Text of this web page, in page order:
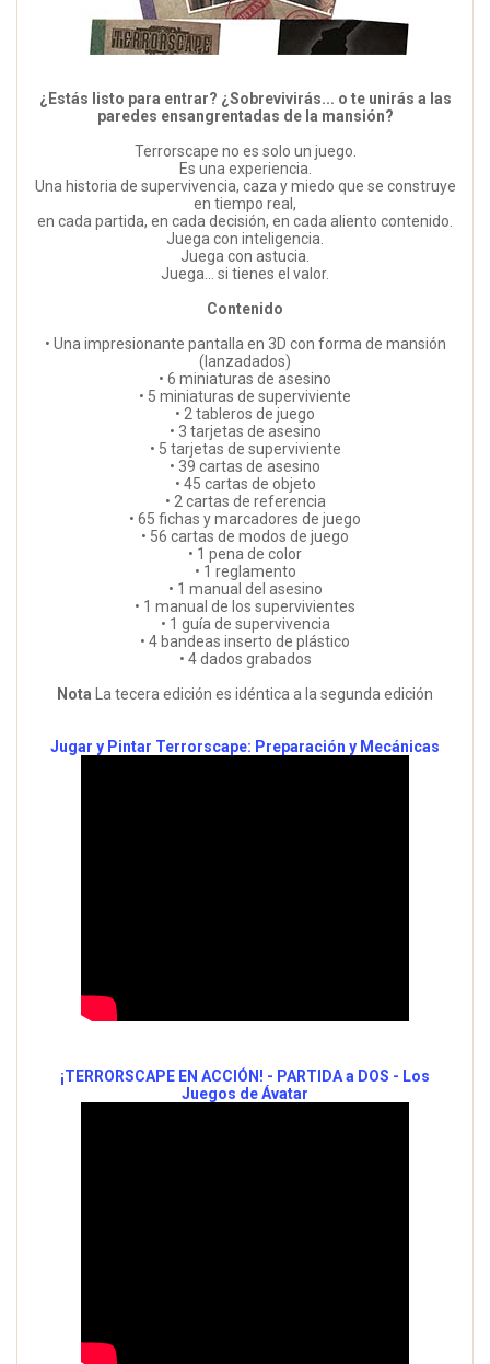
¿Estás listo para entrar? ¿Sobrevivirás... o te unirás a las
paredes ensangrentadas de la mansión?
Terrorscape no es solo un juego.
Es una experiencia.
Una historia de supervivencia, caza y miedo que se construye
en tiempo real,
en cada partida, en cada decisión, en cada aliento contenido.
Juega con inteligencia.
Juega con astucia.
Juega... si tienes el valor.
Contenido
• Una impresionante pantalla en 3D con forma de mansión
(lanzadados)
• 6 miniaturas de asesino
• 5 miniaturas de superviviente
• 2 tableros de juego
• 3 tarjetas de asesino
• 5 tarjetas de superviviente
• 39 cartas de asesino
• 45 cartas de objeto
• 2 cartas de referencia
• 65 fichas y marcadores de juego
• 56 cartas de modos de juego
• 1 pena de color
• 1 reglamento
• 1 manual del asesino
• 1 manual de los supervivientes
• 1 guía de supervivencia
• 4 bandeas inserto de plástico
• 4 dados grabados
Nota La tecera edición es idéntica a la segunda edición
Jugar y Pintar Terrorscape: Preparación y Mecánicas
¡TERRORSCAPE EN ACCIÓN! - PARTIDA a DOS - Los
Juegos de Ávatar